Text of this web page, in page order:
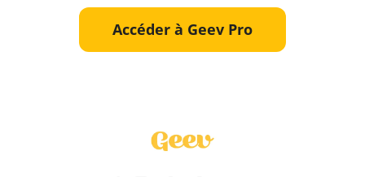
Accéder à Geev Pro